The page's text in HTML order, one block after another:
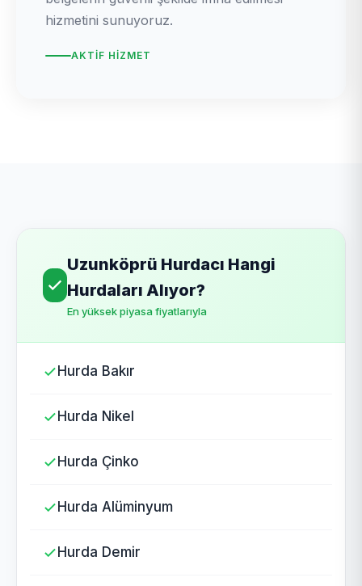
hizmetini sunuyoruz.
AKTIF HIZMET
Uzunköprü Hurdacı Hangi
Hurdaları Alıyor?
En yüksek piyasa fiyatlarıyla
Hurda Bakır
Hurda Nikel
Hurda Çinko
Hurda Alüminyum
Hurda Demir